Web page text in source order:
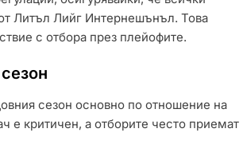
Литъл Лийг Интернешънъл. Това
с отбора през плейофите.
сезон основно по отношение на
е критичен, а отборите често приемат